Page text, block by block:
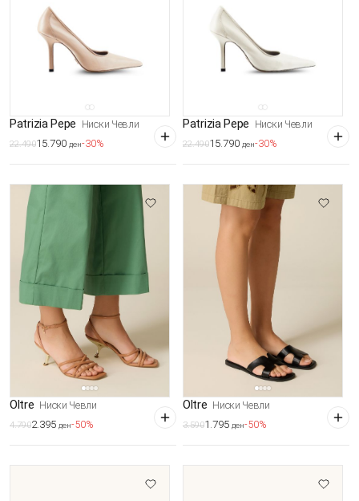
Patrizia Pepe Ниски Чевли
22.49015.790 ден-30%
Patrizia Pepe Ниски Чевли
22.49015.790 ден-30%
Oltre Ниски Чевли
4.7902.395 ден-50%
Oltre Ниски Чевли
3.5901.795 ден-50%